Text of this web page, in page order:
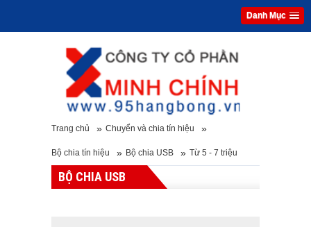
Danh Mục
Trang chủ » Chuyển và chia tín hiệu »
Bộ chia tín hiệu » Bộ chia USB » Từ 5 - 7 triệu
BỘ CHIA USB